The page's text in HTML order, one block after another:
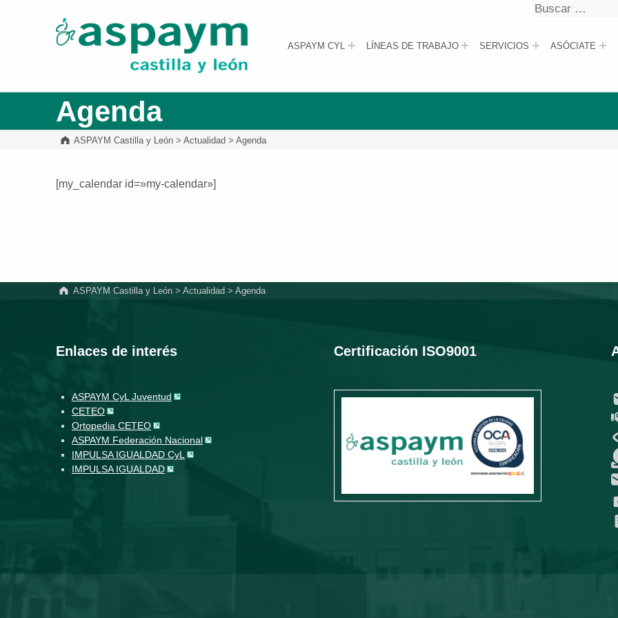
ASPAYM Castilla y León
ASPAYM CYL LÍNEAS DE TRABAJO SERVICIOS ASÓCIATE
Buscar
Agenda
ASPAYM Castilla y León >Actualidad >Agenda
[my_calendar id=»my-calendar»]
ASPAYM Castilla y León> Actualidad > Agenda
Enlaces de interés
ASPAYM CyL Juventud
CETEO
Ortopedia CETEO
ASPAYM Federación Nacional
IMPULSA IGUALDAD CyL
IMPULSA IGUALDAD
Certificación ISO9001